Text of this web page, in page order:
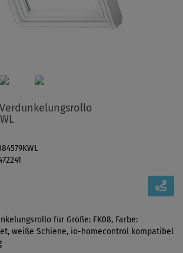
für Größe: FK08, Farbe:
weiße Schiene, io-homecontrol kompatibel